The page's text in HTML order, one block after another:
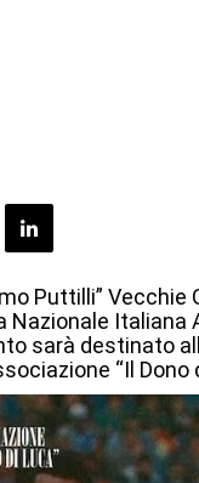
Puttilli” Vecchie
Italiana
sarà destinato
“Il Dono